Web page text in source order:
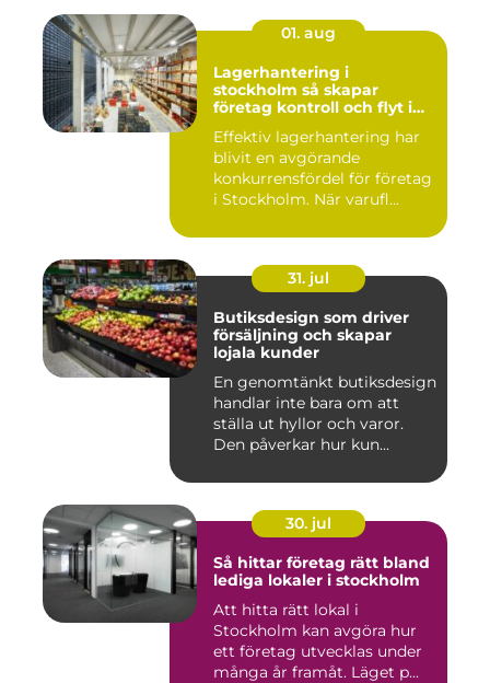
01. aug
Lagerhantering i
stockholm så skapar
företag kontroll och flyt i
Effektiv lagerhantering har
blivit en avgörande
konkurrensfördel för företag
i Stockholm. När varufl...
31. jul
Butiksdesign som driver
försäljning och skapar
lojala kunder
En genomtänkt butiksdesign
handlar inte bara om att
ställa ut hyllor och varor.
Den påverkar hur kun...
30. jul
Så hittar företag rätt bland
lediga lokaler i stockholm
Att hitta rätt lokal i
Stockholm kan avgöra hur
ett företag utvecklas under
många år framåt. Läget p...